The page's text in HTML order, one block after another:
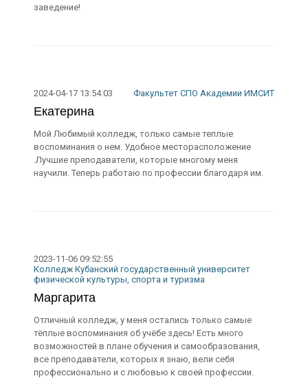
заведение!
2024-04-17 13:54:03 Факультет СПО Академии ИМСИТ
Екатерина
Мой Любимый колледж, только самые теплые
воспоминания о нем. Удобное месторасположение
.Лучшие преподаватели, которые многому меня
научили. Теперь работаю по профессии благодаря им.
2023-11-06 09:52:55
Колледж Кубанский государственный университет
физической культуры, спорта и туризма
Маргарита
Отличный колледж, у меня остались только самые
тёплые воспоминания об учёбе здесь! Есть много
возможностей в плане обучения и самообразования,
все преподаватели, которых я знаю, вели себя
профессионально и с любовью к своей профессии.